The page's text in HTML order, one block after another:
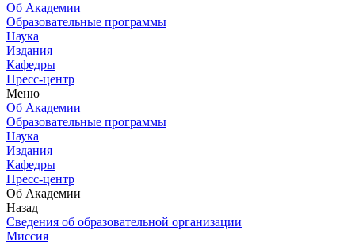
Об Академии
Образовательные программы
Наука
Издания
Кафедры
Пресс-центр
Меню
Об Академии
Образовательные программы
Наука
Издания
Кафедры
Пресс-центр
Об Академии
Назад
Сведения об образовательной организации
Миссия